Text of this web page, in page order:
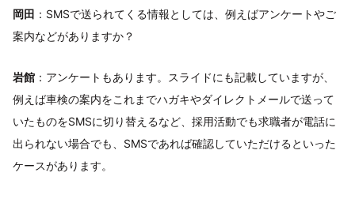
岡田 ：SMSで送られてくる情報としては、例えばアンケートやご
案内などがありますか？
岩館 ：アンケートもあります。スライドにも記載していますが、
例えば車検の案内をこれまでハガキやダイレクトメールで送って
いたものをSMSに切り替えるなど、採用活動でも求職者が電話に
出られない場合でも、SMSであれば確認していただけるといった
ケースがあります。